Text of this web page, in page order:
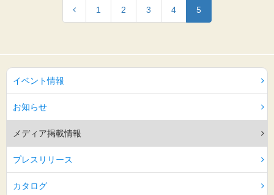
1 2 3 4 5
イベント情報
お知らせ
メディア掲載情報
プレスリリース
カタログ